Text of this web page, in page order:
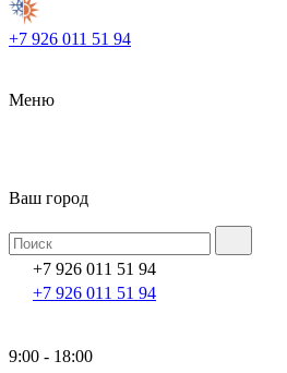
+7 926 011 51 94
Меню
Ваш город
+7 926 011 51 94
+7 926 011 51 94
9:00 - 18:00